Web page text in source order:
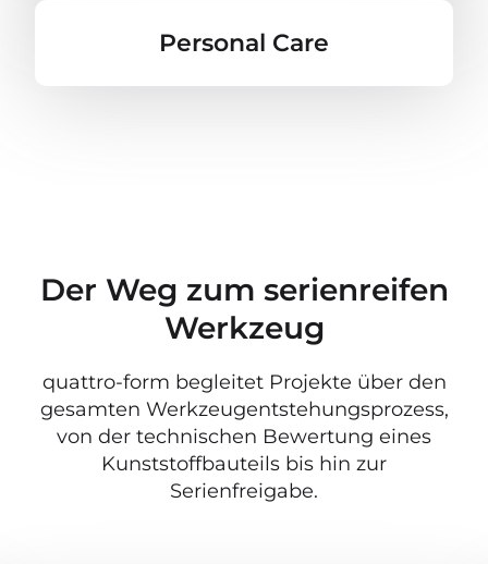
Personal Care
Der Weg zum serienreifen
Werkzeug
quattro-form begleitet Projekte über den
gesamten Werkzeugentstehungsprozess,
von der technischen Bewertung eines
Kunststoffbauteils bis hin zur
Serienfreigabe.